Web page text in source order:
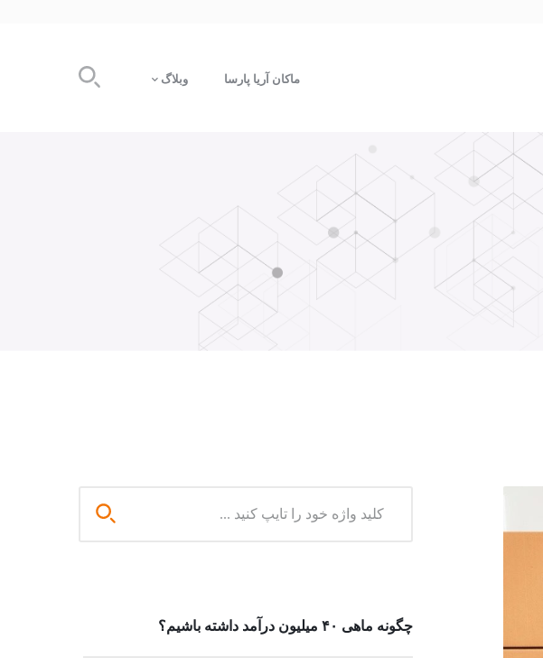
ماکان آریا پارسا وبلاگ
چگونه ماهی ۴۰ میلیون درآمد داشته باشیم؟